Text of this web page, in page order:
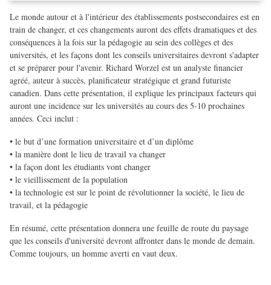
Le monde autour et à l'intérieur des établissements postsecondaires est en
train de changer, et ces changements auront des effets dramatiques et des
conséquences à la fois sur la pédagogie au sein des collèges et des
universités, et les façons dont les conseils universitaires devront s'adapter
et se préparer pour l'avenir. Richard Worzel est un analyste financier
agréé, auteur à succès, planificateur stratégique et grand futuriste
canadien. Dans cette présentation, il explique les principaux facteurs qui
auront une incidence sur les universités au cours des 5-10 prochaines
années. Ceci inclut :
• le but d’une formation universitaire et d’un diplôme
• la manière dont le lieu de travail va changer
• la façon dont les étudiants vont changer
• le vieillissement de la population
• la technologie est sur le point de révolutionner la société, le lieu de
travail, et la pédagogie
En résumé, cette présentation donnera une feuille de route du paysage
que les conseils d'université devront affronter dans le monde de demain.
Comme toujours, un homme averti en vaut deux.